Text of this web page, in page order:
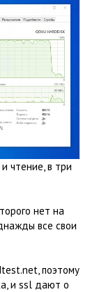
чтение, в три
нет на
все свои
поэтому
и ssl дают о